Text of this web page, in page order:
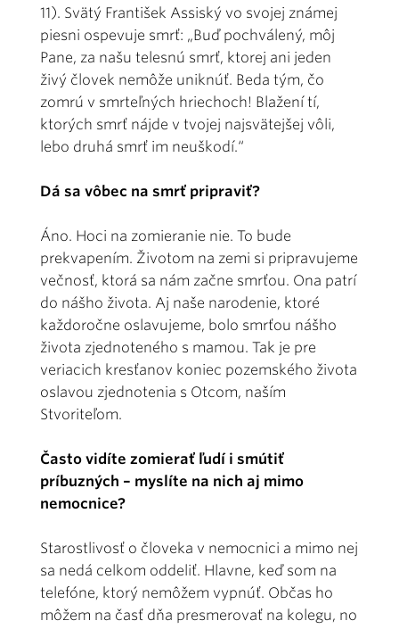
11). Svätý František Assiský vo svojej známej
piesni ospevuje smrť: „Buď pochválený, môj
Pane, za našu telesnú smrť, ktorej ani jeden
živý človek nemôže uniknúť. Beda tým, čo
zomrú v smrteľných hriechoch! Blažení tí,
ktorých smrť nájde v tvojej najsvätejšej vôli,
lebo druhá smrť im neuškodí.“
Dá sa vôbec na smrť pripraviť?
Áno. Hoci na zomieranie nie. To bude
prekvapením. Životom na zemi si pripravujeme
večnosť, ktorá sa nám začne smrťou. Ona patrí
do nášho života. Aj naše narodenie, ktoré
každoročne oslavujeme, bolo smrťou nášho
života zjednoteného s mamou. Tak je pre
veriacich kresťanov koniec pozemského života
oslavou zjednotenia s Otcom, naším
Stvoriteľom.
Často vidíte zomierať ľudí i smútiť
príbuzných – myslíte na nich aj mimo
nemocnice?
Starostlivosť o človeka v nemocnici a mimo nej
sa nedá celkom oddeliť. Hlavne, keď som na
telefóne, ktorý nemôžem vypnúť. Občas ho
môžem na časť dňa presmerovať na kolegu, no